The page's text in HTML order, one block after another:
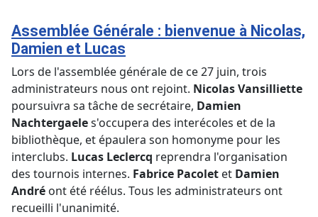
Assemblée Générale : bienvenue à Nicolas,
Damien et Lucas
Lors de l'assemblée générale de ce 27 juin, trois
administrateurs nous ont rejoint. Nicolas Vansilliette
poursuivra sa tâche de secrétaire, Damien
Nachtergaeles'occupera des interécoles et de la
bibliothèque, et épaulera son homonyme pour les
interclubs. Lucas Leclercq reprendra l'organisation
des tournois internes. Fabrice Pacolet et Damien
André ont été réélus. Tous les administrateurs ont
recueilli l'unanimité.